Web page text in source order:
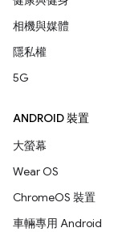
相機與媒體
隱私權
5G
ANDROID 裝置
大螢幕
Wear OS
ChromeOS 裝置
車輛專用 Android